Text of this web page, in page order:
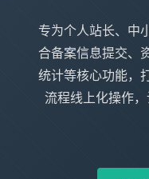
专为个人站长、中
合备案信息提交、
统计等核心功能，
流程线上化操作